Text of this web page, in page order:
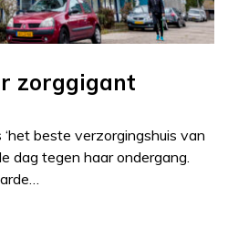
zorggigant
beste verzorgingshuis van
dag tegen haar ondergang.